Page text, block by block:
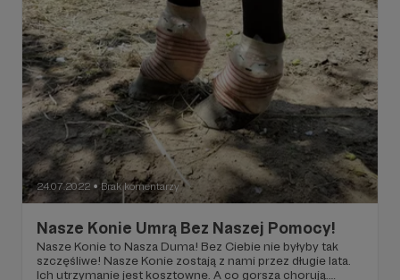
24.07.2022 ● Brak komentarzy
Nasze Konie Umrą Bez Naszej Pomocy!
Nasze Konie to Nasza Duma! Bez Ciebie nie byłyby tak
szczęśliwe! Nasze Konie zostają z nami przez długie lata.
Ich utrzymanie jest kosztowne. A co gorsza chorują.